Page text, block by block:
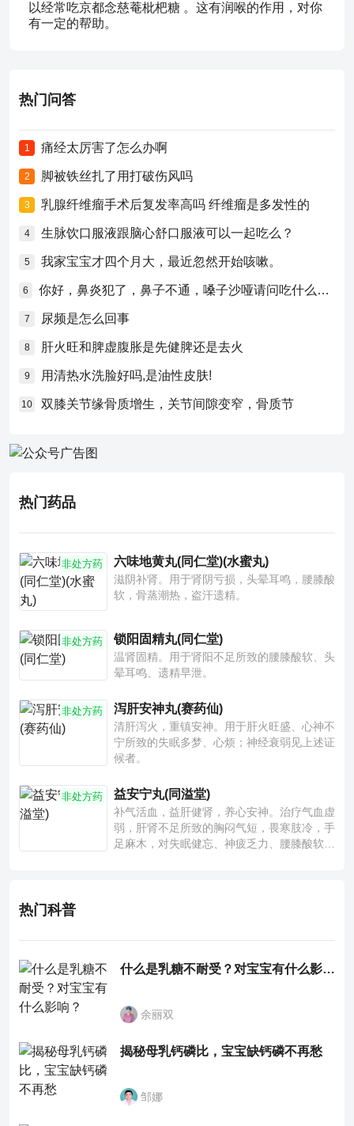
以经常吃京都念慈菴枇杷糖 。这有润喉的作用，对你
有一定的帮助。
热门问答
1 痛经太厉害了怎么办啊
2 脚被铁丝扎了用打破伤风吗
3 乳腺纤维瘤手术后复发率高吗 纤维瘤是多发性的
4 生脉饮口服液跟脑心舒口服液可以一起吃么？
5 我家宝宝才四个月大，最近忽然开始咳嗽。
6 你好，鼻炎犯了，鼻子不通，嗓子沙哑请问吃什么药比较好？
7 尿频是怎么回事
8 肝火旺和脾虚腹胀是先健脾还是去火
9 用清热水洗脸好吗,是油性皮肤!
10 双膝关节缘骨质增生，关节间隙变窄，骨质节
热门药品
非处方药 六味地黄丸(同仁堂)(水蜜丸)
滋阴补肾。用于肾阴亏损，头晕耳鸣，腰膝酸
软，骨蒸潮热，盗汗遗精。
非处方药 锁阳固精丸(同仁堂)
温肾固精。用于肾阳不足所致的腰膝酸软、头
晕耳鸣、遗精早泄。
非处方药 泻肝安神丸(赛药仙)
清肝泻火，重镇安神。用于肝火旺盛、心神不
宁所致的失眠多梦、心烦；神经衰弱见上述证
候者。
非处方药 益安宁丸(同溢堂)
补气活血，益肝健肾，养心安神。治疗气血虚
弱，肝肾不足所致的胸闷气短，畏寒肢冷，手
足麻木，对失眠健忘、神疲乏力、腰膝酸软也
热门科普
什么是乳糖不耐受？对宝宝有什么影响？
余丽双
揭秘母乳钙磷比，宝宝缺钙磷不再愁
邹娜